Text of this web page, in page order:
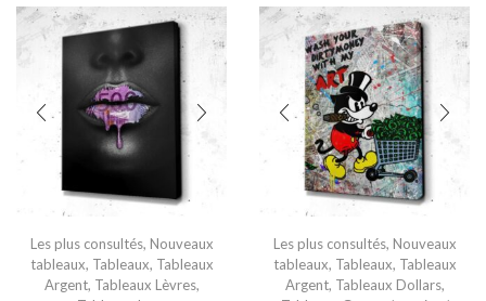
Les plus consultés, Nouveaux
tableaux, Tableaux, Tableaux
Argent, Tableaux Lèvres,
Les plus consultés, Nouveaux
tableaux, Tableaux, Tableaux
Argent, Tableaux Dollars,